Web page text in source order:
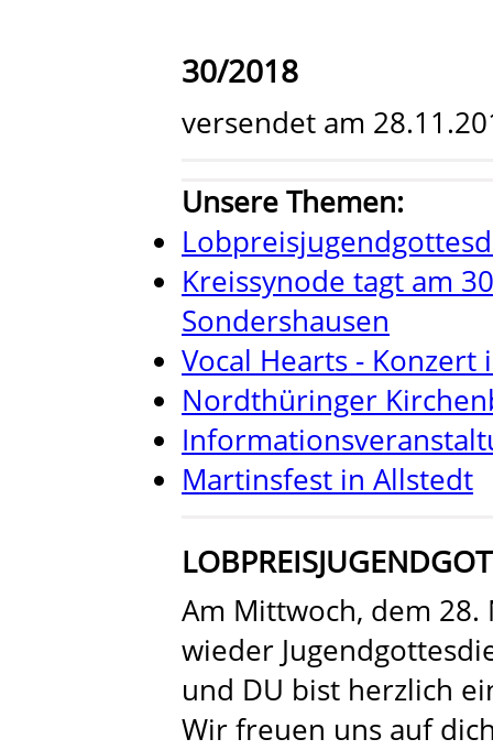
30/2018
versendet am
Unsere Themen:
Kreissynode tagt am
Sondershausen
Vocal Hearts - Konzert
Nordthüringer
Martinsfest in Allstedt
Am Mittwoch, dem
wieder
und DU bist herzlich
Wir freuen uns auf